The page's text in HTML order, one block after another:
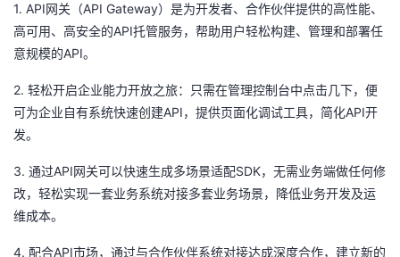
1. API 网关（API Gateway）是为开发者、合作伙伴提供的高性能、
高可用、高安全的API托管服务，帮助用户轻松构建、管理和部署任
意规模的API。
2. 轻松开启企业能力开放之旅：只需在管理控制台中点击几下，便
可为企业自有系统快速创建API ，提供页面化调试工具，简化API开
发。
3. 通过API 网关可以快速生成多场景适配SDK，无需业务端做任何修
改，轻松实现一套业务系统对接多套业务场景，降低业务开发及运
维成本。
4. 配合API市场，通过与合作伙伴系统对接达成深度合作，建立新的